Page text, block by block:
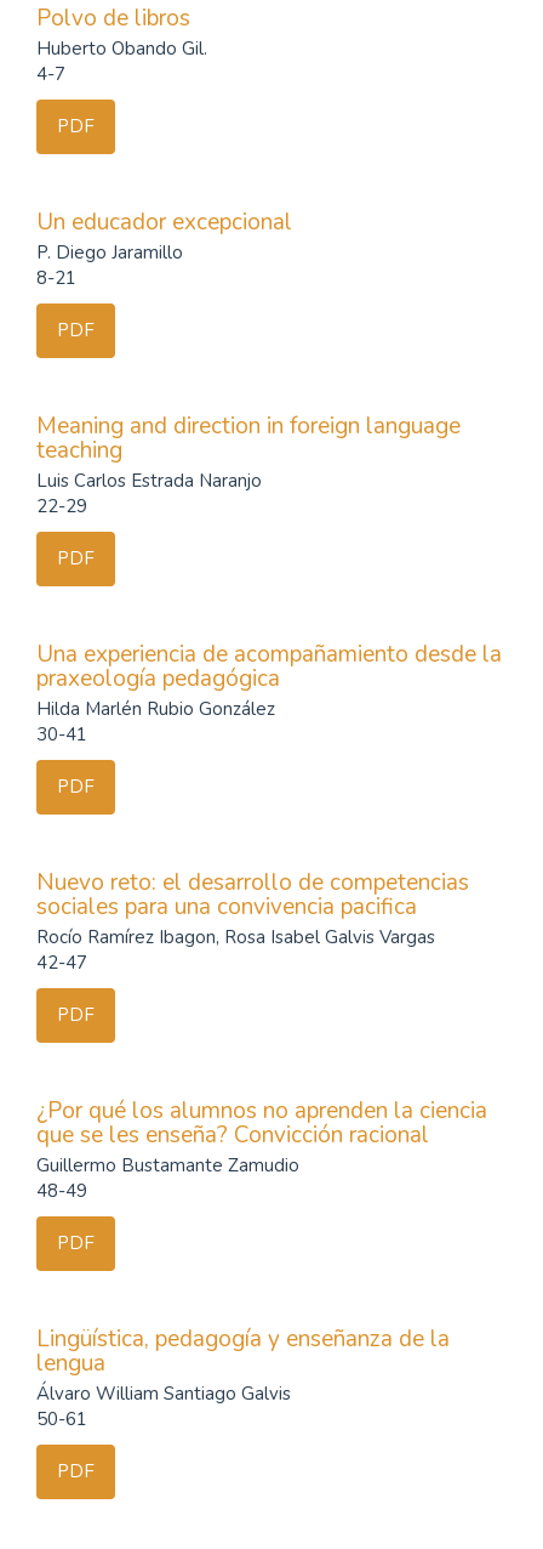
Polvo de libros
Huberto Obando Gil.
4-7
PDF
Un educador excepcional
P. Diego Jaramillo
8-21
PDF
Meaning and direction in foreign language
teaching
Luis Carlos Estrada Naranjo
22-29
PDF
Una experiencia de acompañamiento desde la
praxeología pedagógica
Hilda Marlén Rubio González
30-41
PDF
Nuevo reto: el desarrollo de competencias
sociales para una convivencia pacifica
Rocío Ramírez Ibagon, Rosa Isabel Galvis Vargas
42-47
PDF
¿Por qué los alumnos no aprenden la ciencia
que se les enseña? Convicción racional
Guillermo Bustamante Zamudio
48-49
PDF
Lingüística, pedagogía y enseñanza de la
lengua
Álvaro William Santiago Galvis
50-61
PDF